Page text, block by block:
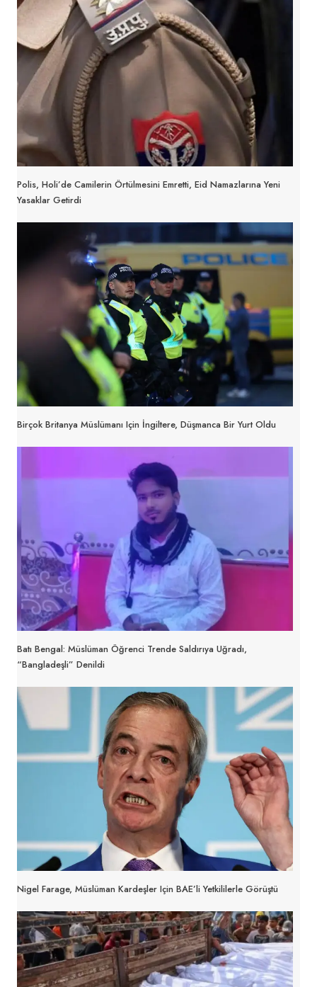
Polis, Holi’de Camilerin Örtülmesini Emretti, Eid Namazlarına Yeni
Yasaklar Getirdi
Birçok Britanya Müslümanı Için İngiltere, Düşmanca Bir Yurt Oldu
Batı Bengal: Müslüman Öğrenci Trende Saldırıya Uğradı,
“Bangladeşli” Denildi
Nigel Farage, Müslüman Kardeşler Için BAE’li Yetkililerle Görüştü